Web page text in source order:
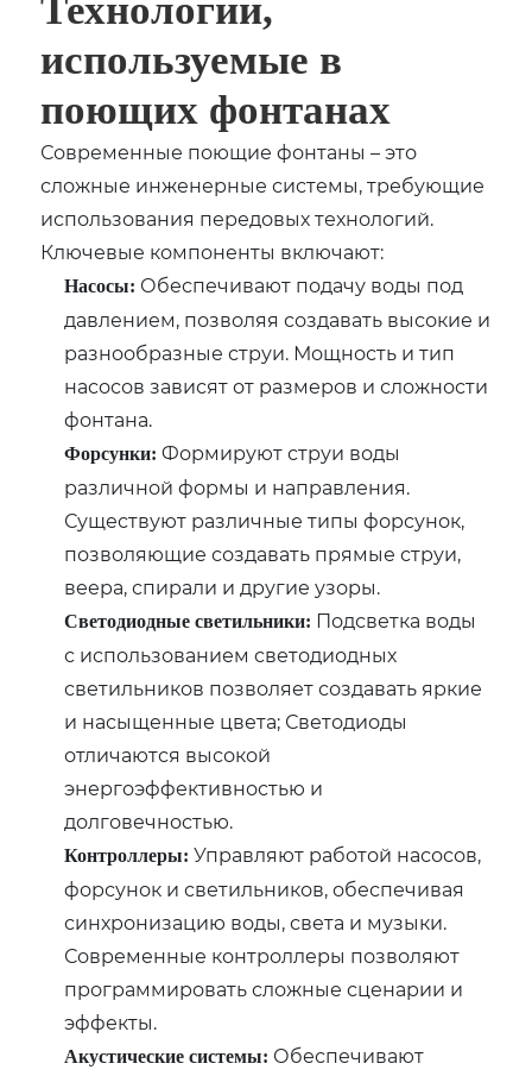
Технологии,
используемые в
поющих фонтанах
Современные поющие фонтаны – это
сложные инженерные системы, требующие
использования передовых технологий.
Ключевые компоненты включают:
Насосы: Обеспечивают подачу воды под
давлением, позволяя создавать высокие и
разнообразные струи. Мощность и тип
насосов зависят от размеров и сложности
фонтана.
Форсунки: Формируют струи воды
различной формы и направления.
Существуют различные типы форсунок,
позволяющие создавать прямые струи,
веера, спирали и другие узоры.
Светодиодные светильники: Подсветка воды
с использованием светодиодных
светильников позволяет создавать яркие
и насыщенные цвета; Светодиоды
отличаются высокой
энергоэффективностью и
долговечностью.
Контроллеры: Управляют работой насосов,
форсунок и светильников, обеспечивая
синхронизацию воды, света и музыки.
Современные контроллеры позволяют
программировать сложные сценарии и
эффекты.
Акустические системы: Обеспечивают